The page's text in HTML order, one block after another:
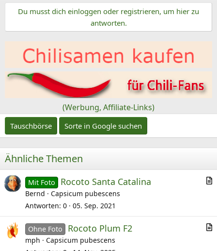
Anhang anzeigen 33931
Vielen Dank an Hans für das Bild.
Du musst dich einloggen oder registrieren, um hier zu
antworten.
(Werbung, Affiliate-Links)
Tauschbörse Sorte in Google suchen
Ähnliche Themen
i
Mit Foto Rocoto Santa Catalina
Bernd
Capsicum pubescens
Antworten 0 05. Sep. 2021
Ohne Foto Rocoto Plum F2
mph
Capsicum pubescens